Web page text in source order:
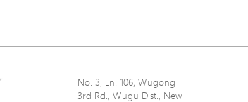
No. 3, Ln. 106, Wugong
3rd Rd., Wugu Dist., New